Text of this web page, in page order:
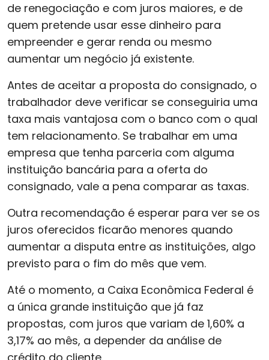
de renegociação e com juros maiores, e de
quem pretende usar esse dinheiro para
empreender e gerar renda ou mesmo
aumentar um negócio já existente.
Antes de aceitar a proposta do consignado, o
trabalhador deve verificar se conseguiria uma
taxa mais vantajosa com o banco com o qual
tem relacionamento. Se trabalhar em uma
empresa que tenha parceria com alguma
instituição bancária para a oferta do
consignado, vale a pena comparar as taxas.
Outra recomendação é esperar para ver se os
juros oferecidos ficarão menores quando
aumentar a disputa entre as instituições, algo
previsto para o fim do mês que vem.
Até o momento, a Caixa Econômica Federal é
a única grande instituição que já faz
propostas, com juros que variam de 1,60% a
3,17% ao mês, a depender da análise de